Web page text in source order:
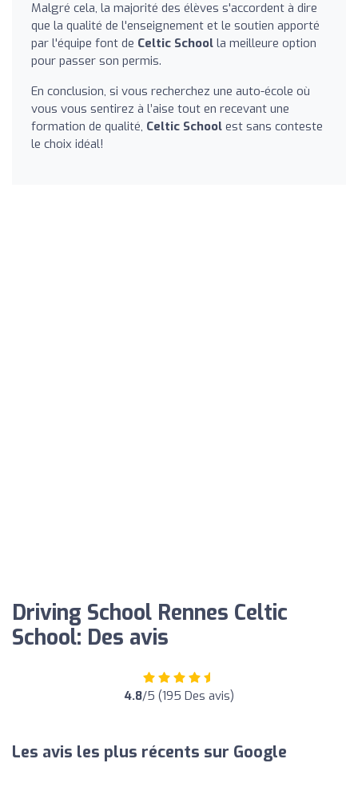
Malgré cela, la majorité des élèves s'accordent à dire
que la qualité de l'enseignement et le soutien apporté
par l'équipe font de Celtic School la meilleure option
pour passer son permis.
En conclusion, si vous recherchez une auto-école où
vous vous sentirez à l’aise tout en recevant une
formation de qualité, Celtic School est sans conteste
le choix idéal!
Driving School Rennes Celtic
School: Des avis
4.8/5 (195 Des avis)
Les avis les plus récents sur Google